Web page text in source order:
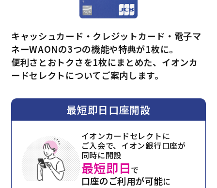
キャッシュカード・クレジットカード・電子マ
ネーWAONの3つの機能や特典が1枚に。
便利さとおトクさを1枚にまとめた、イオンカ
ードセレクトについてご案内します。
最短即日口座開設
イオンカードセレクトに
ご入会で、イオン銀行口座が
同時に開設
最短即日で
口座のご利用が可能に